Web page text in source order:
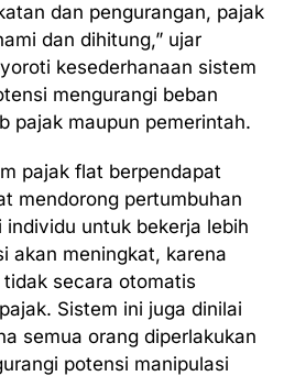
dan pengurangan, pajak
dan dihitung,” ujar
kesederhanaan sistem
mengurangi beban
pajak maupun pemerintah.
pajak flat berpendapat
mendorong pertumbuhan
untuk bekerja lebih
akan meningkat, karena
secara otomatis
Sistem ini juga dinilai
semua orang diperlakukan
potensi manipulasi